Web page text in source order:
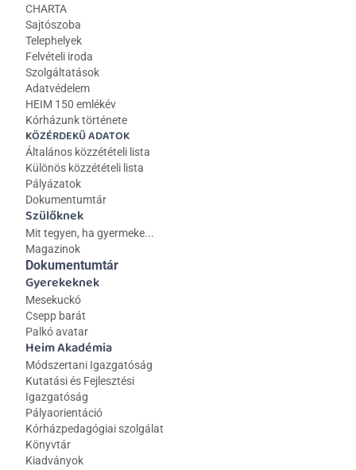
CHARTA
Sajtószoba
Telephelyek
Felvételi iroda
Szolgáltatások
Adatvédelem
HEIM 150 emlékév
Kórházunk története
KÖZÉRDEKŰ ADATOK
Általános közzétételi lista
Különös közzétételi lista
Pályázatok
Dokumentumtár
Szülőknek
Mit tegyen, ha gyermeke...
Magazinok
Gyerekeknek
Mesekuckó
Csepp barát
Palkó avatar
Heim Akadémia
Módszertani Igazgatóság
Kutatási és Fejlesztési
Igazgatóság
Pályaorientáció
Kórházpedagógiai szolgálat
Könyvtár
Kiadványok
Dokumentumtár